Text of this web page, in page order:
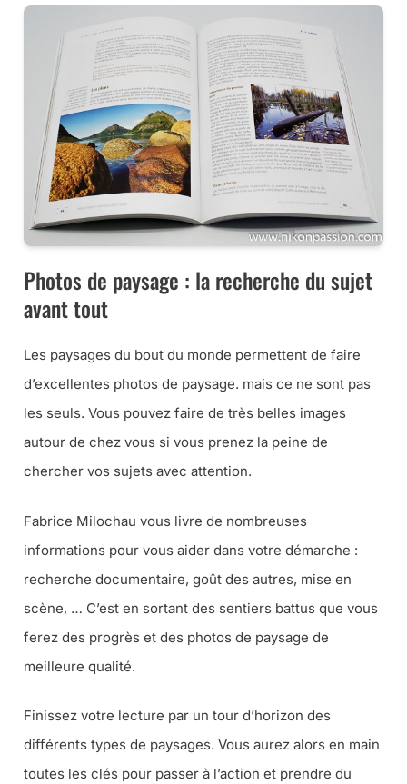
Photos de paysage : la recherche du sujet
avant tout
Les paysages du bout du monde permettent de faire
d’excellentes photos de paysage. mais ce ne sont pas
les seuls. Vous pouvez faire de très belles images
autour de chez vous si vous prenez la peine de
chercher vos sujets avec attention.
Fabrice Milochau vous livre de nombreuses
informations pour vous aider dans votre démarche :
recherche documentaire, goût des autres, mise en
scène, … C’est en sortant des sentiers battus que vous
ferez des progrès et des photos de paysage de
meilleure qualité.
Finissez votre lecture par un tour d’horizon des
différents types de paysages. Vous aurez alors en main
toutes les clés pour passer à l’action et prendre du